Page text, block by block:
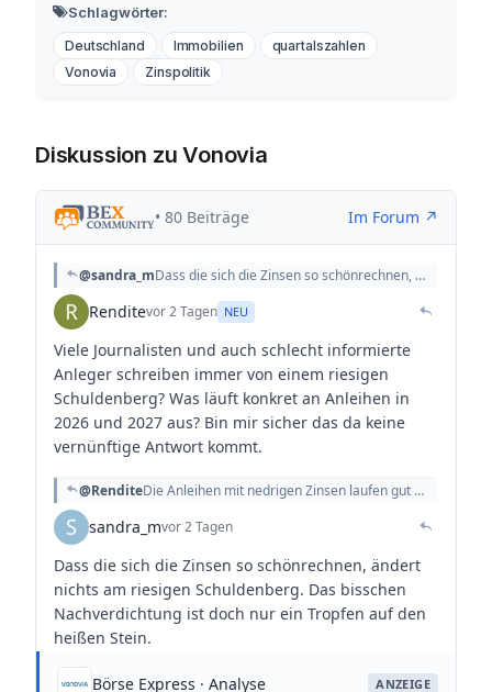
Schlagwörter:
Deutschland Immobilien
quartalszahlen
Vonovia
Zinspolitik
Diskussion zu Vonovia